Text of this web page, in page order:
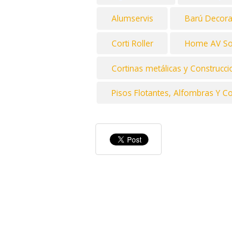
Alumservis Barú
Corti Roller Home AV
Cortinas metálicas y
Pisos Flotantes, Alfombras Y